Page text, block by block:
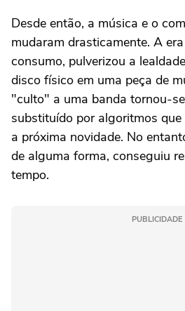
Desde então, a música e o
mudaram drasticamente. A
consumo, pulverizou a
disco físico em uma peça de
"culto" a uma banda tornou-
substituído por algoritmos
a próxima novidade. No
de alguma forma, conseguiu
tempo.
PUBLICIDADE